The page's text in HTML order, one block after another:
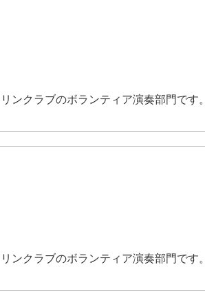
ンクラブのボランティア演奏部門です。
ンクラブのボランティア演奏部門です。